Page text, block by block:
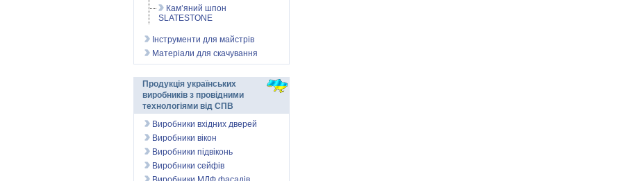
Кам’яний шпон
SLATESTONE
Інструменти для майстрів
Матеріали для скачування
Продукція українських
виробників з провідними
технологіями від СПВ
Виробники вхідних дверей
Виробники вікон
Виробники підвіконь
Виробники сейфів